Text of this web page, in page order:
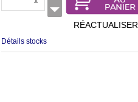
RÉACTUALISER
Détails stocks